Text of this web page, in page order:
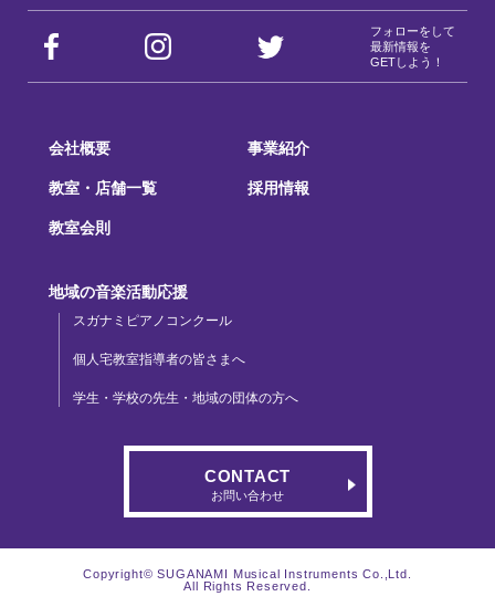
フォローをして
最新情報を
GETしよう！
会社概要 事業紹介
教室・店舗一覧 採用情報
教室会則
地域の音楽活動応援
スガナミピアノコンクール
個人宅教室指導者の皆さまへ
学生・学校の先生・地域の団体の方へ
CONTACT
お問い合わせ
Copyright© SUGANAMI Musical Instruments Co.,Ltd.
All Rights Reserved.